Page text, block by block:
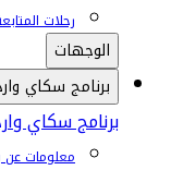
رحلات
الوجهات
برنامج سكاي
برنامج سكاي
معلومات عن